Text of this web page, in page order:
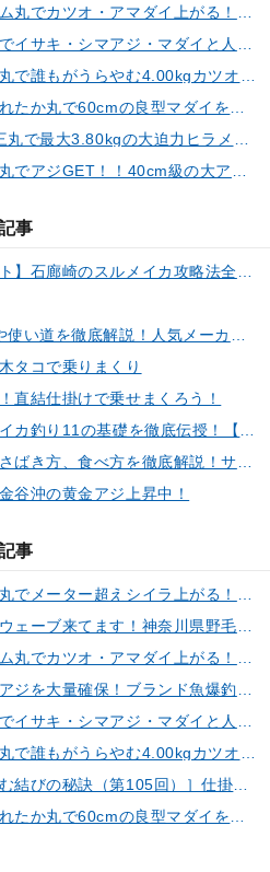
事
タコで乗りまくり
直結仕掛けで乗せまくろう！
谷沖の黄金アジ上昇中！
事